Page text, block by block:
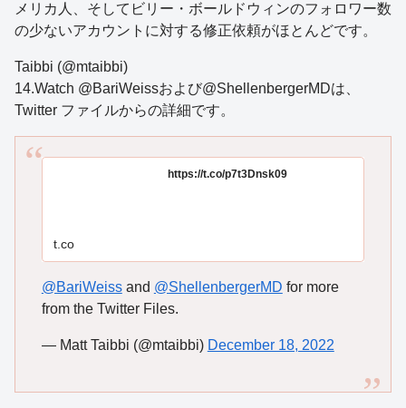
メリカ人、そしてビリー・ボールドウィンのフォロワー数
の少ないアカウントに対する修正依頼がほとんどです。
Taibbi (@mtaibbi)
14.Watch @BariWeissおよび@ShellenbergerMDは、
Twitter ファイルからの詳細です。
https://t.co/p7t3Dnsk09
t.co
@BariWeissand @ShellenbergerMD for more
from the Twitter Files.
— Matt Taibbi (@mtaibbi) December 18, 2022